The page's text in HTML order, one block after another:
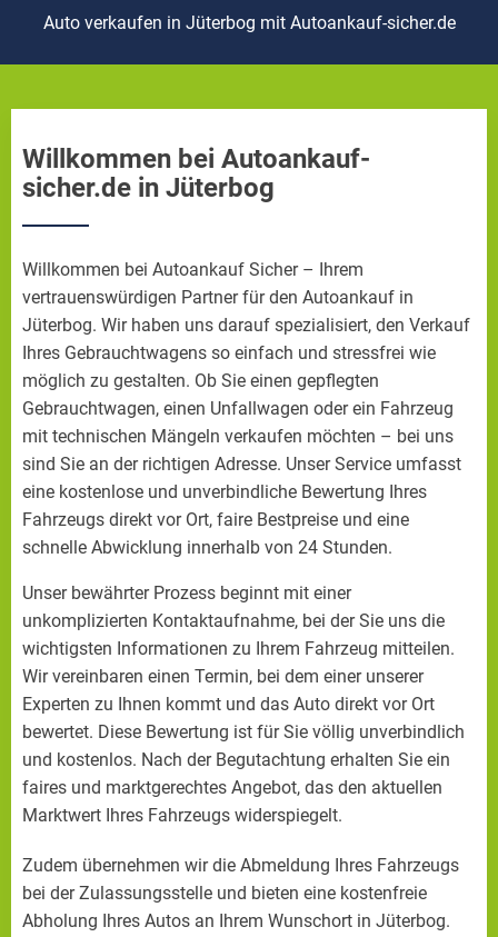
Auto verkaufen in Jüterbog mit Autoankauf-sicher.de
Willkommen bei Autoankauf-
sicher.de in Jüterbog
Willkommen bei Autoankauf Sicher – Ihrem
vertrauenswürdigen Partner für den Autoankauf in
Jüterbog. Wir haben uns darauf spezialisiert, den Verkauf
Ihres Gebrauchtwagens so einfach und stressfrei wie
möglich zu gestalten. Ob Sie einen gepflegten
Gebrauchtwagen, einen Unfallwagen oder ein Fahrzeug
mit technischen Mängeln verkaufen möchten – bei uns
sind Sie an der richtigen Adresse. Unser Service umfasst
eine kostenlose und unverbindliche Bewertung Ihres
Fahrzeugs direkt vor Ort, faire Bestpreise und eine
schnelle Abwicklung innerhalb von 24 Stunden.
Unser bewährter Prozess beginnt mit einer
unkomplizierten Kontaktaufnahme, bei der Sie uns die
wichtigsten Informationen zu Ihrem Fahrzeug mitteilen.
Wir vereinbaren einen Termin, bei dem einer unserer
Experten zu Ihnen kommt und das Auto direkt vor Ort
bewertet. Diese Bewertung ist für Sie völlig unverbindlich
und kostenlos. Nach der Begutachtung erhalten Sie ein
faires und marktgerechtes Angebot, das den aktuellen
Marktwert Ihres Fahrzeugs widerspiegelt.
Zudem übernehmen wir die Abmeldung Ihres Fahrzeugs
bei der Zulassungsstelle und bieten eine kostenfreie
Abholung Ihres Autos an Ihrem Wunschort in Jüterbog.